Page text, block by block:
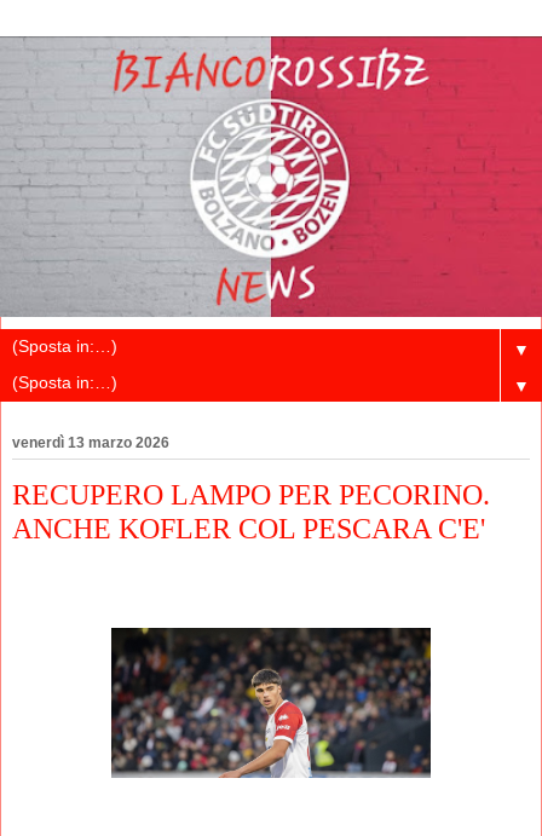
▼
▼
venerdì 13 marzo 2026
RECUPERO LAMPO PER PECORINO.
ANCHE KOFLER COL PESCARA C'E'